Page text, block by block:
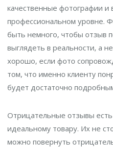
качественные фотографии и
профессиональном уровне.
быть немного, чтобы отзыв
выглядеть в реальности, а
хорошо, если фото
том, что именно клиенту
будет достаточно
Отрицательные отзывы есть
идеальному товару. Их не
можно повернуть